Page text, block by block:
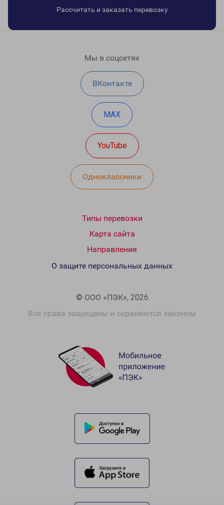
Рассчитать и заказать перевозку
Мы в соцсетях
ВКонтакте
MAX
YouTube
Одноклассники
Типы перевозки
Карта сайта
Направления
© ООО «ПЭК», 2026
Все права защищены и охраняются законом
О защите персональных данных